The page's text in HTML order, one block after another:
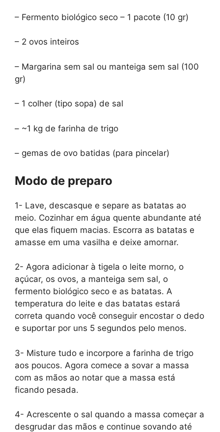
– Fermento biológico seco – 1 pacote (10 gr)
– 2 ovos inteiros
– Margarina sem sal ou manteiga sem sal (100
gr)
– 1 colher (tipo sopa) de sal
– ~1 kg de farinha de trigo
– gemas de ovo batidas (para pincelar)
Modo de preparo
1- Lave, descasque e separe as batatas ao
meio. Cozinhar em água quente abundante até
que elas fiquem macias. Escorra as batatas e
amasse em uma vasilha e deixe amornar.
2- Agora adicionar à tigela o leite morno, o
açúcar, os ovos, a manteiga sem sal, o
fermento biológico seco e as batatas. A
temperatura do leite e das batatas estará
correta quando você conseguir encostar o dedo
e suportar por uns 5 segundos pelo menos.
3- Misture tudo e incorpore a farinha de trigo
aos poucos. Agora comece a sovar a massa
com as mãos ao notar que a massa está
ficando pesada.
4- Acrescente o sal quando a massa começar a
desgrudar das mãos e continue sovando até